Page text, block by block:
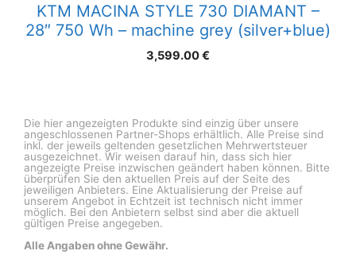
KTM MACINA STYLE 730 DIAMANT –
28″ 750 Wh – machine grey (silver+blue)
3,599.00€
Die hier angezeigten Produkte sind einzig über unsere
angeschlossenen Partner-Shops erhältlich. Alle Preise sind
inkl. der jeweils geltenden gesetzlichen Mehrwertsteuer
ausgezeichnet. Wir weisen darauf hin, dass sich hier
angezeigte Preise inzwischen geändert haben können. Bitte
überprüfen Sie den aktuellen Preis auf der Seite des
jeweiligen Anbieters. Eine Aktualisierung der Preise auf
unserem Angebot in Echtzeit ist technisch nicht immer
möglich. Bei den Anbietern selbst sind aber die aktuell
gültigen Preise angegeben.
Alle Angaben ohne Gewähr.